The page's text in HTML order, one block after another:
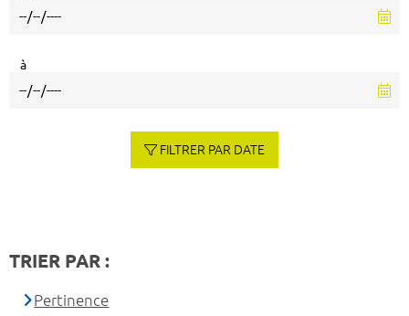
à
FILTRER PAR DATE
TRIER PAR :
Pertinence